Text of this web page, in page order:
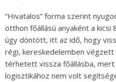
“Hivatalos” forma szerint
otthon főállású anyaként a kicsi
úgy döntött, itt az idő, hogy
régi, kereskedelemben végzett
térhetett vissza főállásba,
logisztikához nem volt